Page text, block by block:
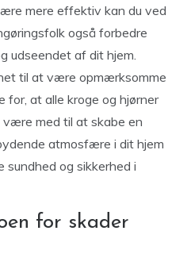
mere effektiv kan du ved
også forbedre
udseendet af dit hjem.
til at være opmærksomme
for, at alle kroge og hjørner
med til at skabe en
atmosfære i dit hjem
sundhed og sikkerhed i
for skader